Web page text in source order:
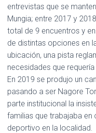
entrevistas que se
Mungia; entre 2017 y
total de 9 encuentros y
de distintas opciones en
ubicación, una pista
necesidades que
En 2019 se produjo un
pasando a ser Nagore
parte institucional la
familias que trabajaba
deportivo en la localidad.